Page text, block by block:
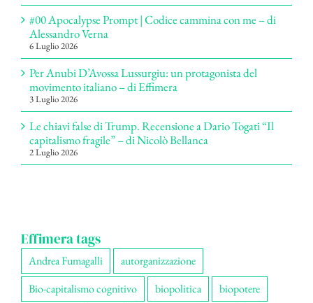
#00 Apocalypse Prompt | Codice cammina con me – di
Alessandro Verna
6 Luglio 2026
Per Anubi D’Avossa Lussurgiu: un protagonista del
movimento italiano – di Effimera
3 Luglio 2026
Le chiavi false di Trump. Recensione a Dario Togati “Il
capitalismo fragile” – di Nicolò Bellanca
2 Luglio 2026
Effimera tags
Andrea Fumagalli
autorganizzazione
Bio-capitalismo cognitivo
biopolitica
biopotere